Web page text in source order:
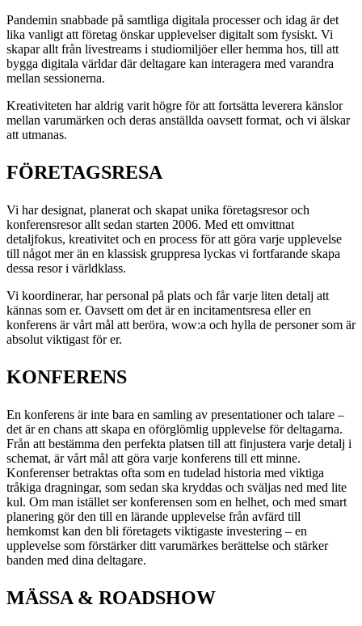
Pandemin snabbade på samtliga digitala processeroch idag är det
lika vanligt att företag önskar upplevelser digitalt som fysiskt. Vi
skapar allt från livestreams i studiomiljöereller hemma hos, till att
bygga digitala världar där deltagare kan interagera med varandra
mellan sessionerna.
Kreativiteten har aldrig varit högre för att fortsätta leverera känslor
mellan varumärken och deras anställda oavsett format, och vi älskar
att utmanas.
FÖRETAGSRESA
Vi har designat, planerat och skapat unika företagsresor och
konferensresorallt sedan starten 2006. Med ett omvittnat
detaljfokus, kreativitet och en process för att göra varje upplevelse
till något mer än en klassisk gruppresa lyckas vi fortfarande skapa
dessa resori världklass.
Vi koordinerar, har personal på plats och får varje liten detalj att
kännas som er. Oavsett om det är en incitamentsresa eller en
konferens är vårt mål att beröra, wow:a och hylla de personer som är
absolut viktigast för er.
KONFERENS
En konferens är inte bara en samling av presentationer och talare –
det är en chans att skapa en oförglömlig upplevelse för deltagarna.
Från att bestämma den perfekta platsen till att finjustera varje detalj i
schemat, är vårt mål att göra varje konferens till ett minne.
Konferenser betraktas ofta som en tudelad historia med viktiga
tråkiga dragningar, som sedan ska kryddas och sväljas ned med lite
kul. Om man istället ser konferensen som en helhet, och med smart
planering gör den till en lärande upplevelse från avfärd till
hemkomst kan den bli företagets viktigaste investering – en
upplevelse som förstärker ditt varumärkes berättelse och stärker
banden med dina deltagare.
MÄSSA & ROADSHOW